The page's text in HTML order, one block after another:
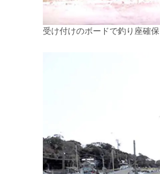
受け付けのボードで釣り座確保